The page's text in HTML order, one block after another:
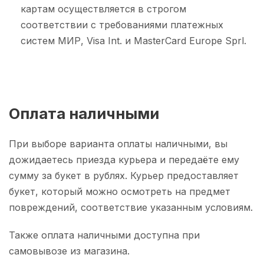
картам осуществляется в строгом
соответствии с требованиями платежных
систем МИР, Visa Int. и MasterCard Europe Sprl.
Оплата наличными
При выборе варианта оплаты наличными, вы
дожидаетесь приезда курьера и передаёте ему
сумму за букет в рублях. Курьер предоставляет
букет, который можно осмотреть на предмет
повреждений, соответствие указанным условиям.
Также оплата наличными доступна при
самовывозе из магазина.